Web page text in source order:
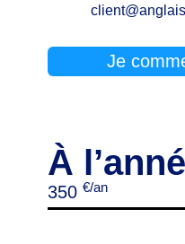
Je
À
350€/an